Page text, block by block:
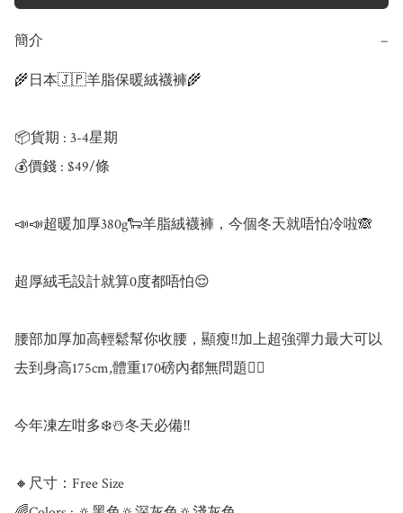
簡介 −
🌾日本🇯🇵羊脂保暖絨襪褲🌾
📦貨期 : 3-4星期
💰價錢 : $49/條
📣📣超暖加厚380g🐑羊脂絨襪褲，今個冬天就唔怕冷啦🙈
超厚絨毛設計就算0度都唔怕😌
腰部加厚加高輕鬆幫你收腰，顯瘦‼️加上超強彈力最大可以
去到身高175cm,體重170磅內都無問題👍🏻
今年凍左咁多❄️☃️冬天必備‼️
🔸尺寸：Free Size